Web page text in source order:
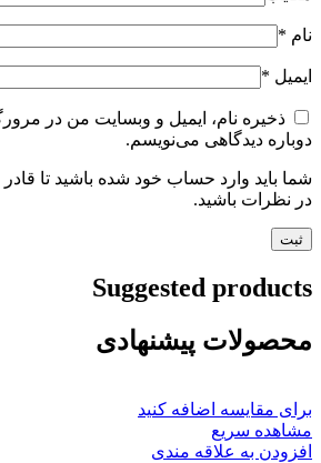
نام *
ایمیل *
ذخیره نام، ایمیل و وبسایت من در
دوباره دیدگاهی می‌نویسم.
شما باید وارد حساب خود شده باشید تا
در نظرات باشید.
Suggested products
محصولات پیشنهادی
برای مقایسه اضافه کنید
مشاهده سریع
افزودن به علاقه مندی